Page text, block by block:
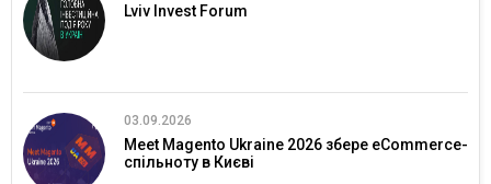
Lviv Invest Forum
03.09.2026
Meet Magento Ukraine 2026 збере eCommerce-
спільноту в Києві